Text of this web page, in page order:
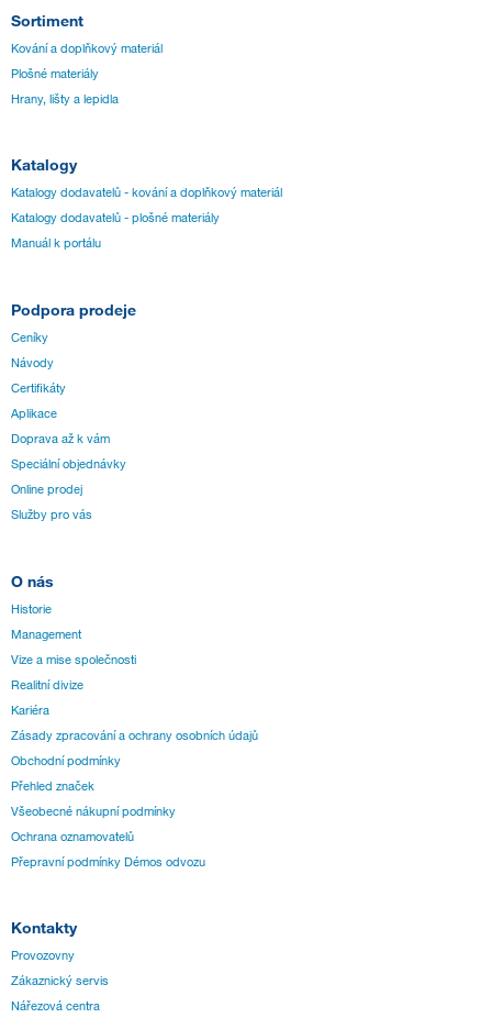
Sortiment
Kování a doplňkový materiál
Plošné materiály
Hrany, lišty a lepidla
Katalogy
Katalogy dodavatelů - kování a doplňkový materiál
Katalogy dodavatelů - plošné materiály
Manuál k portálu
Podpora prodeje
Ceníky
Návody
Certifikáty
Aplikace
Doprava až k vám
Speciální objednávky
Online prodej
Služby pro vás
O nás
Historie
Management
Vize a mise společnosti
Realitní divize
Kariéra
Zásady zpracování a ochrany osobních údajů
Obchodní podmínky
Přehled značek
Všeobecné nákupní podmínky
Ochrana oznamovatelů
Přepravní podmínky Démos odvozu
Kontakty
Provozovny
Zákaznický servis
Nářezová centra